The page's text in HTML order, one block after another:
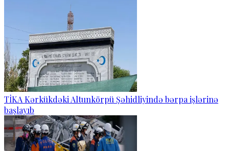
TİKA Kərkükdəki Altunkörpü Şəhidliyində bərpa işlərinə
başlayıb